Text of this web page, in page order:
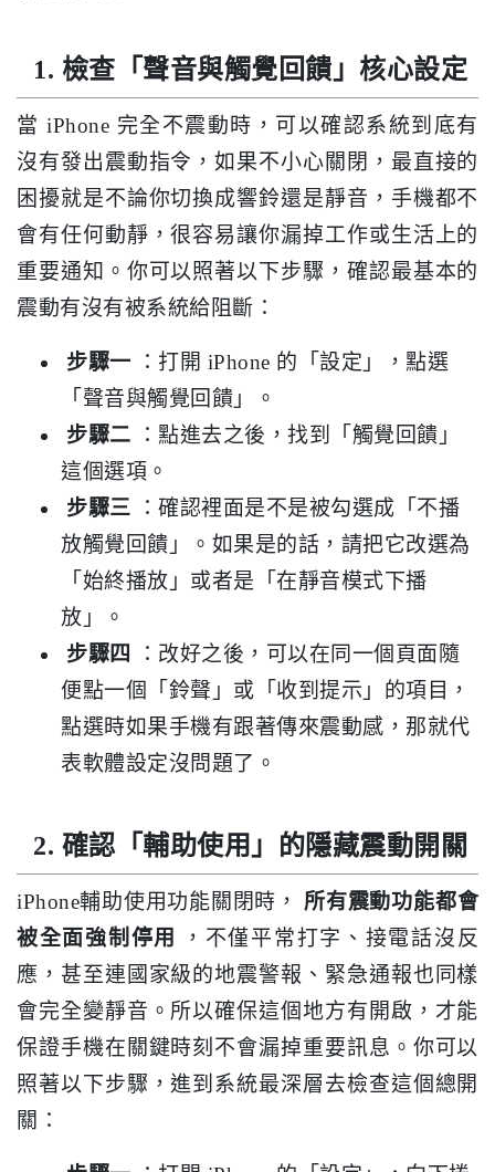
1. 檢查「聲音與觸覺回饋」核心設定
當 iPhone 完全不震動時，可以確認系統到底有
沒有發出震動指令，如果不小心關閉，最直接的
困擾就是不論你切換成響鈴還是靜音，手機都不
會有任何動靜，很容易讓你漏掉工作或生活上的
重要通知。你可以照著以下步驟，確認最基本的
震動有沒有被系統給阻斷：
步驟一
：打開 iPhone 的「設定」，點選
「聲音與觸覺回饋」。
步驟二
：點進去之後，找到「觸覺回饋」
這個選項。
步驟三
：確認裡面是不是被勾選成「不播
放觸覺回饋」。如果是的話，請把它改選為
「始終播放」或者是「在靜音模式下播
放」。
步驟四
：改好之後，可以在同一個頁面隨
便點一個「鈴聲」或「收到提示」的項目，
點選時如果手機有跟著傳來震動感，那就代
表軟體設定沒問題了。
2. 確認「輔助使用」的隱藏震動開關
iPhone輔助使用功能關閉時，
所有震動功能都會
被全面強制停用
，不僅平常打字、接電話沒反
應，甚至連國家級的地震警報、緊急通報也同樣
會完全變靜音。所以確保這個地方有開啟，才能
保證手機在關鍵時刻不會漏掉重要訊息。你可以
照著以下步驟，進到系統最深層去檢查這個總開
關：